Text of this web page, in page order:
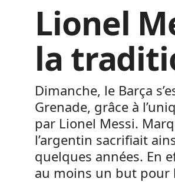
Lionel
la
Dimanche, le Barça
Grenade, grâce à
par Lionel Messi.
l’argentin sacrifiait
quelques années. En
au moins un but pour